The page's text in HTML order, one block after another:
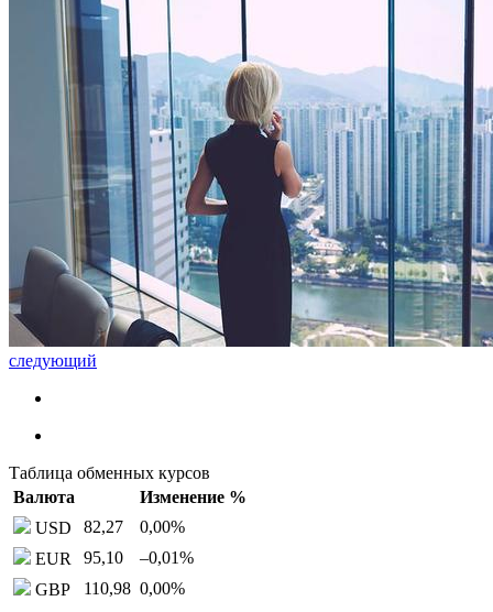
следующий
Таблица обменных курсов
Валюта
Изменение %
USD
82,27 0,00%
EUR
95,10 –0,01%
GBP
110,98 0,00%